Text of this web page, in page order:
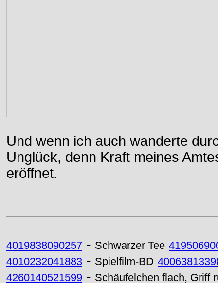
Und wenn ich auch wanderte
Unglück, denn Kraft meines
eröffnet.
4019838090257 - Schwarzer Tee
4010232041883 - Spielfilm-BD
4260140521599 - Schäufelchen flach, Griff